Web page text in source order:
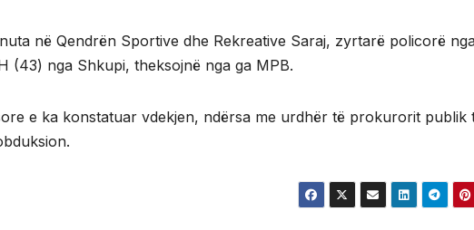
në Qendrën Sportive dhe Rekreative Saraj, zyrtarë policorë
(43) nga Shkupi, theksojnë nga ga MPB.
e ka konstatuar vdekjen, ndërsa me urdhër të prokurorit publik